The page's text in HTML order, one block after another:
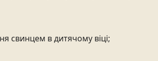
свинцем в дитячому віці;